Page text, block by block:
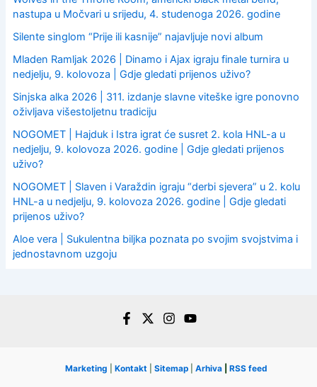
nastupa u Močvari u srijedu, 4. studenoga 2026. godine
Silente singlom “Prije ili kasnije” najavljuje novi album
Mladen Ramljak 2026 | Dinamo i Ajax igraju finale turnira u
nedjelju, 9. kolovoza | Gdje gledati prijenos uživo?
Sinjska alka 2026 | 311. izdanje slavne viteške igre ponovno
oživljava višestoljetnu tradiciju
NOGOMET | Hajduk i Istra igrat će susret 2. kola HNL-a u
nedjelju, 9. kolovoza 2026. godine | Gdje gledati prijenos
uživo?
NOGOMET | Slaven i Varaždin igraju “derbi sjevera” u 2. kolu
HNL-a u nedjelju, 9. kolovoza 2026. godine | Gdje gledati
prijenos uživo?
Aloe vera | Sukulentna biljka poznata po svojim svojstvima i
jednostavnom uzgoju
Marketing Kontakt Sitemap Arhiva RSS feed